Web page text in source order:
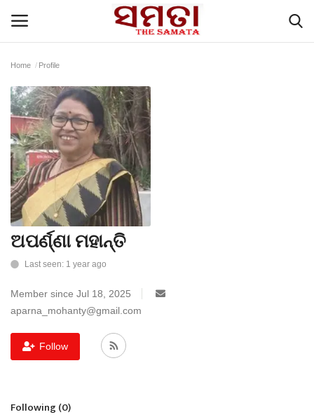
Home
Contacts
English Articles
ପଜିଟିଭ୍ ଷ୍ଟୋରୀ
ବିଶେଷ ପ୍ରସଙ୍ଗ
ମୁଖ୍ୟ ଖବର
Gallery
Home Profile
ଅପର୍ଣ୍ଣା ମହାନ୍ତି
Last seen: 1 year ago
Member since Jul 18, 2025
aparna_mohanty@gmail.com
Follow
Following (0)